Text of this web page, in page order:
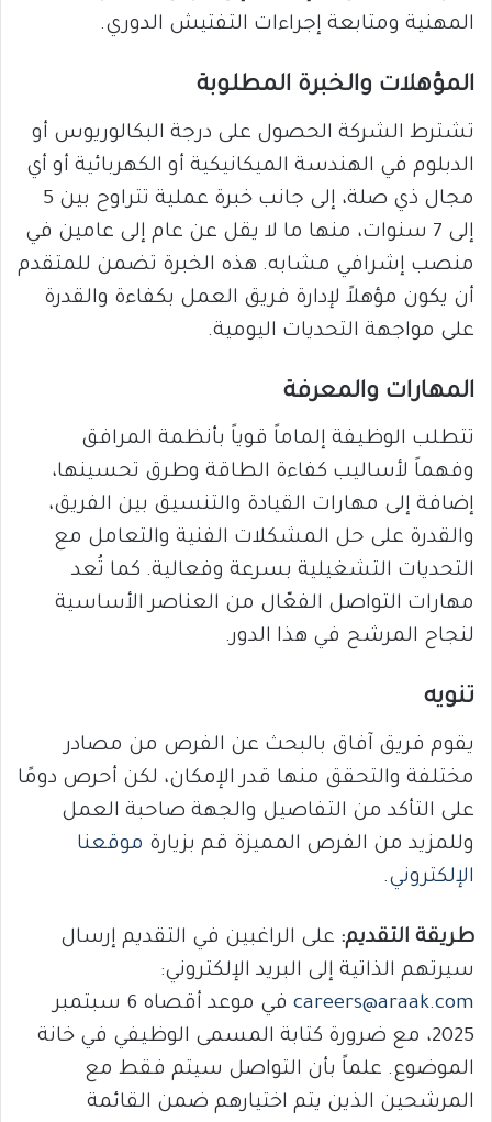
المهنية ومتابعة إجراءات التفتيش الدوري.
المؤهلات والخبرة المطلوبة
تشترط الشركة الحصول على درجة البكالوريوس أو
الدبلوم في الهندسة الميكانيكية أو الكهربائية أو أي
مجال ذي صلة، إلى جانب خبرة عملية تتراوح بين 5
إلى 7 سنوات، منها ما لا يقل عن عام إلى عامين في
منصب إشرافي مشابه. هذه الخبرة تضمن للمتقدم
أن يكون مؤهلاً لإدارة فريق العمل بكفاءة والقدرة
على مواجهة التحديات اليومية.
المهارات والمعرفة
تتطلب الوظيفة إلماماً قوياً بأنظمة المرافق
وفهماً لأساليب كفاءة الطاقة وطرق تحسينها،
إضافة إلى مهارات القيادة والتنسيق بين الفريق،
والقدرة على حل المشكلات الفنية والتعامل مع
التحديات التشغيلية بسرعة وفعالية. كما تُعد
مهارات التواصل الفعّال من العناصر الأساسية
لنجاح المرشح في هذا الدور.
تنويه
يقوم فريق آفاق بالبحث عن الفرص من مصادر
مختلفة والتحقق منها قدر الإمكان، لكن أحرص دومًا
على التأكد من التفاصيل والجهة صاحبة العمل
وللمزيد من الفرص المميزة قم بزيارة موقعنا
الإلكتروني.
طريقة التقديم: على الراغبين في التقديم إرسال
سيرتهم الذاتية إلى البريد الإلكتروني:
careers@araak.com
في موعد أقصاه 6 سبتمبر
2025، مع ضرورة كتابة المسمى الوظيفي في خانة
الموضوع. علماً بأن التواصل سيتم فقط مع
المرشحين الذين يتم اختيارهم ضمن القائمة